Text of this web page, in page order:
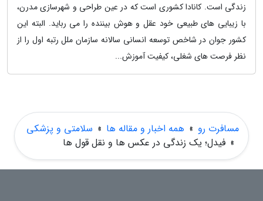
زندگی است. کانادا کشوری است که در عین طراحی و شهرسازی مدرن،
با زیبایی های طبیعی خود عقل و هوش بیننده را می رباید. البته این
کشور جوان در شاخص توسعه انسانی سالانه سازمان ملل رتبه اول را از
نظر فرصت های شغلی، کیفیت آموزش...
مسافرت رو » همه اخبار و مقاله ها » سلامتی و پزشکی
» فیدل؛ یک زندگی در عکس ها و نقل قول ها